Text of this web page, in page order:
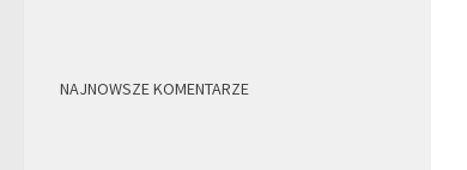
NAJNOWSZE KOMENTARZE